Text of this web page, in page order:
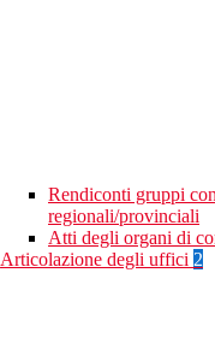
Rendiconti gruppi
regionali/provinciali
Atti degli organi di
Articolazione degli uffici 2